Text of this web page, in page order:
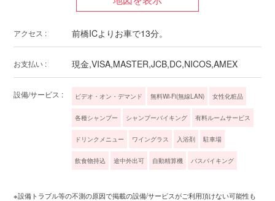
アクセス : 前橋ICよりお車で13分。
お支払い : 現金,VISA,MASTER,JCB,DC,NICOS,AMEX
設備/サービス : ビデオ・オン・デマンド 無料Wi-Fi(無線LAN) 女性化粧品
各種シャンプー シャンプーバイキング 有料ルームサービス
ドリンクメニュー ワイングラス 入浴剤 駐車場
飲食物持込 途中外出可 自動精算機 バスバイキング
※設備トラブル等の不測の原因で掲載の設備/サービスがご利用頂けない可能性も